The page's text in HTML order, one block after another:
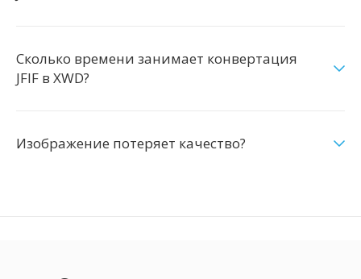
Сколько времени занимает конвертация
JFIF в XWD?
Изображение потеряет качество?